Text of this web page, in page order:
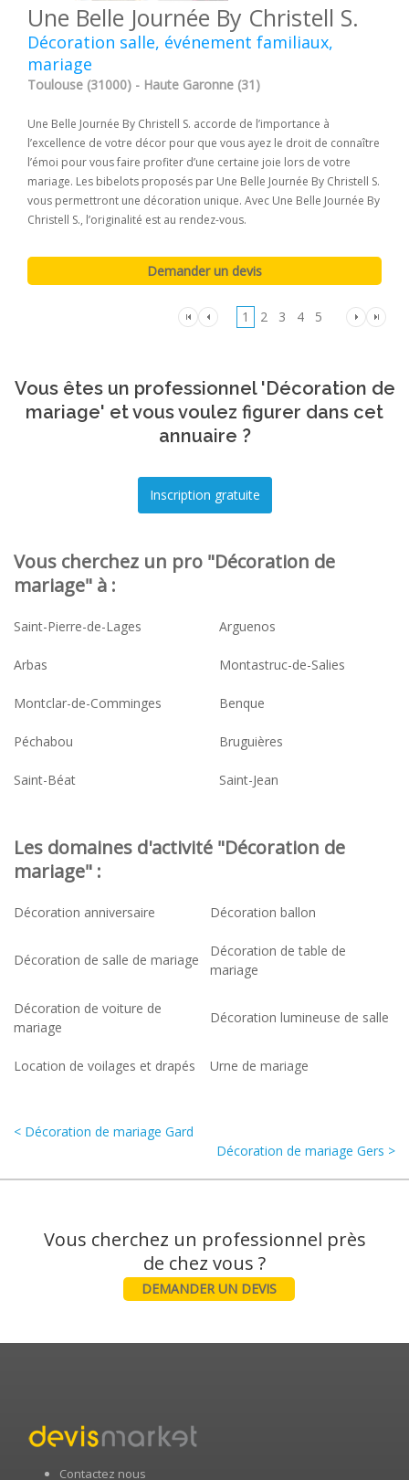
Une Belle Journée By Christell S.
Décoration salle, événement familiaux,
mariage
Toulouse (31000) - Haute Garonne (31)
Une Belle Journée By Christell S. accorde de l’importance à
l’excellence de votre décor pour que vous ayez le droit de connaître
l’émoi pour vous faire profiter d’une certaine joie lors de votre
mariage. Les bibelots proposés par Une Belle Journée By Christell S.
vous permettront une décoration unique. Avec Une Belle Journée By
Christell S., l’originalité est au rendez-vous.
1 2 3 4 5
Vous êtes un professionnel 'Décoration de
mariage' et vous voulez figurer dans cet
annuaire ?
Vous cherchez un pro "Décoration de
mariage" à :
Saint-Pierre-de-Lages Arguenos
Arbas Montastruc-de-Salies
Montclar-de-Comminges Benque
Péchabou Bruguières
Saint-Béat Saint-Jean
Les domaines d'activité "Décoration de
mariage" :
Décoration anniversaire Décoration ballon
Décoration de salle de mariage
Décoration de table de
mariage
Décoration de voiture de
mariage
Décoration lumineuse de salle
Location de voilages et drapés Urne de mariage
< Décoration de mariage Gard
Décoration de mariage Gers >
Vous cherchez un professionnel près
DEMANDER UN DEVIS
Contactez nous